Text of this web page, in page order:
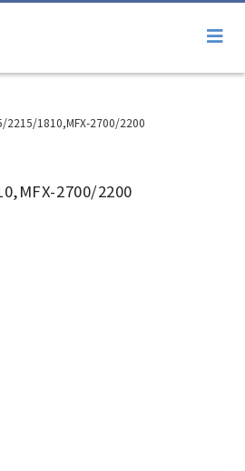
2215/1810,MFX-2700/2200
2700/2200